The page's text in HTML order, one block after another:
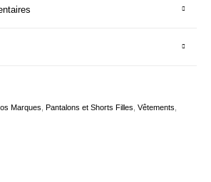
Marques ,Pantalons et Shorts Filles ,Vêtements